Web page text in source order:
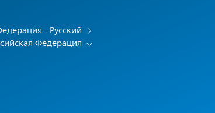
- Русский
Федерация